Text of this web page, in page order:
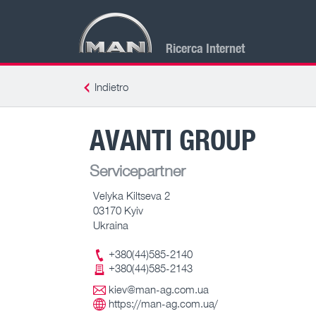
Ricerca Internet
Indietro
AVANTI GROUP
Servicepartner
Velyka Kiltseva 2
03170 Kyiv
Ukraina
+380(44)585-2140
+380(44)585-2143
kiev@man-ag.com.ua
https://man-ag.com.ua/